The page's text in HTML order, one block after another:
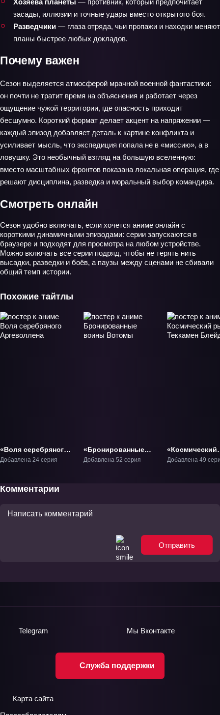
засады, иллюзии и точные удары вместо открытого боя.
Разведчики — глаза отряда, чьи пропажи и находки меняют
планы быстрее любых докладов.
Почему важен
Сезон выделяется атмосферой мрачной военной фантастики:
он почти не тратит время на объяснения и работает через
ощущение чужой территории, где опасность приходит
бесшумно. Короткий формат делает акцент на напряжении —
каждый эпизод добавляет деталь к картине конфликта и
усиливает мысль, что экспедиция попала не в «миссию», а в
ловушку. Это необычный взгляд на большую вселенную:
вместо масштабных фронтов показана локальная операция, где
решают дисциплина, разведка и моральный выбор командира.
Смотреть онлайн
Сезон удобно включать, если хочется аниме онлайн с
короткими динамичными эпизодами: серии запускаются в
браузере и подходят для просмотра на любом устройстве.
Можно включать все серии подряд, чтобы не терять нить
высадки, разведки и боёв, а паузы между сценами не сбивали
общий темп истории.
Похожие тайтлы
«Воля серебряного
Аргеволлена» ТВ-1
Добавлена 24 серия
«Бронированные
воины Вотомы»
Добавлена 52 серия
«Космический
рыцарь
Добавлена 49
Комментарии
Отправить
Служба поддержки
Telegram Мы Вконтакте
Карта сайта